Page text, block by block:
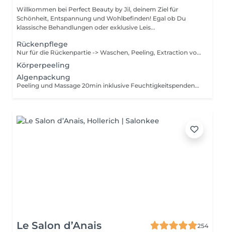
Willkommen bei Perfect Beauty by Jil, deinem Ziel für
Schönheit, Entspannung und Wohlbefinden! Egal ob Du
klassische Behandlungen oder exklusive Leis...
Rückenpflege
Nur für die Rückenpartie -> Waschen, Peeling, Extraction von den schwarzen Punkten & Pickeln, Massage 10min und Maske 10min
Körperpeeling
Algenpackung
Peeling und Massage 20min inklusive Feuchtigkeitspendend Entgiftend Reinigend Stimulierend
Le Salon d’Anais
254